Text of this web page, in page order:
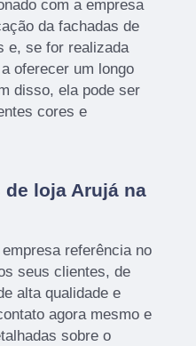
com a empresa
da fachadas de
e, se for realizada
oferecer um longo
disso, ela pode ser
cores e
loja Arujá na
referência no
seus clientes, de
alta qualidade e
agora mesmo e
sobre o